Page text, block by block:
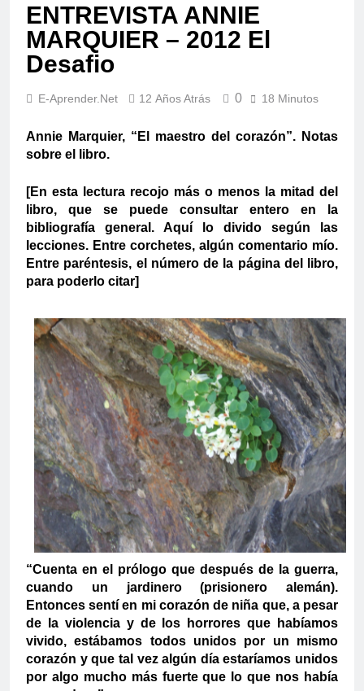
ENTREVISTA ANNIE
MARQUIER – 2012 El
Desafio
E-Aprender.net 12 Años Atrás 0 18 Minutos
Annie Marquier, “El maestro del corazón”. Notas
sobre el libro.
[En esta lectura recojo más o menos la mitad del
libro, que se puede consultar entero en la
bibliografía general. Aquí lo divido según las
lecciones. Entre corchetes, algún comentario mío.
Entre paréntesis, el número de la página del libro,
para poderlo citar]
“Cuenta en el prólogo que después de la guerra,
cuando un jardinero (prisionero alemán).
Entonces sentí en mi corazón de niña que, a pesar
de la violencia y de los horrores que habíamos
vivido, estábamos todos unidos por un mismo
corazón y que tal vez algún día estaríamos unidos
por algo mucho más fuerte que lo que nos había